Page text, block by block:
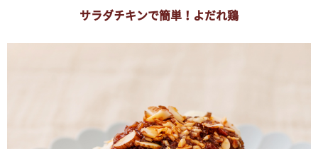
サラダチキンで簡単！よだれ鶏